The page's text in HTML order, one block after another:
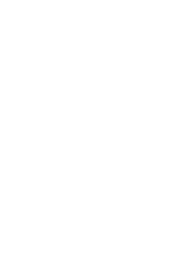
환영"·野 "졸속 국정"
대 3.5m 높은 물결
우스 유성우 관측
우…호우경보 발효